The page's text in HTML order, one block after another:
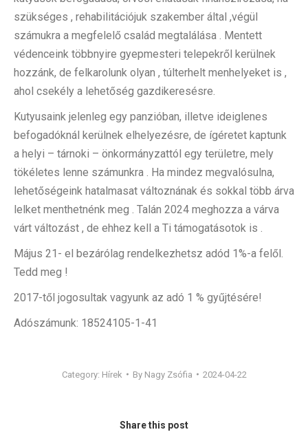
szükséges , rehabilitációjuk szakember által ,végül
számukra a megfelelő család megtalálása . Mentett
védenceink többnyire gyepmesteri telepekről kerülnek
hozzánk, de felkarolunk olyan , túlterhelt menhelyeket is ,
ahol csekély a lehetőség gazdikeresésre.
Kutyusaink jelenleg egy panzióban, illetve ideiglenes
befogadóknál kerülnek elhelyezésre, de ígéretet kaptunk
a helyi – tárnoki – önkormányzattól egy területre, mely
tökéletes lenne számunkra . Ha mindez megvalósulna,
lehetőségeink hatalmasat változnának és sokkal több árva
lelket menthetnénk meg . Talán 2024 meghozza a várva
várt változást , de ehhez kell a Ti támogatásotok is .
Május 21- el bezárólag rendelkezhetsz adód 1%-a felől.
Tedd meg !
2017-től jogosultak vagyunk az adó 1 % gyűjtésére!
Adószámunk: 18524105-1-41
Category: Hírek By Nagy Zsófia 2024-04-22
Share this post